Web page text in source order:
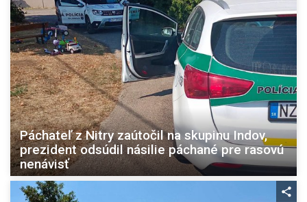
Páchateľ z Nitry zaútočil na skupinu Indov,
prezident odsúdil násilie páchané pre rasovú
nenávisť